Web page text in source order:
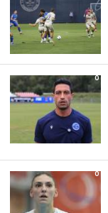
0
0